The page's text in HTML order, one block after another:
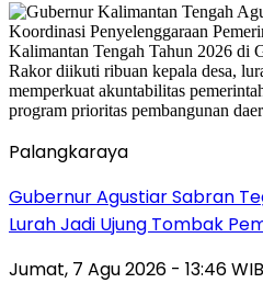
Palangkaraya
Gubernur Agustiar Sabran
Lurah Jadi Ujung Tombak
Jumat, 7 Agu 2026 - 13:46 WIB